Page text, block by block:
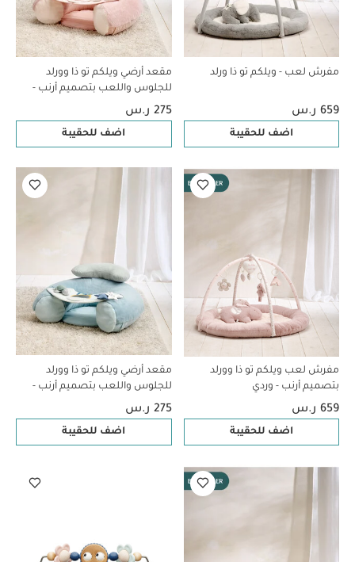
مفرش لعب - ويلكم تو ذا ورلد
659 ر.س
اضف للحقيبة
مقعد أرضي ويلكم تو ذا وورلد
للجلوس واللعب بتصميم أرنب -
وردي
275 ر.س
اضف للحقيبة
مفرش لعب ويلكم تو ذا وورلد
بتصميم أرنب - وردي
659 ر.س
اضف للحقيبة
مقعد أرضي ويلكم تو ذا وورلد
للجلوس واللعب بتصميم أرنب -
أزرق
275 ر.س
اضف للحقيبة